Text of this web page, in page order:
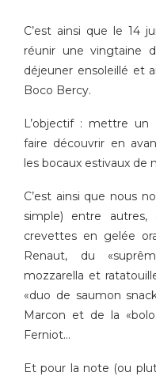
C’est ainsi que le 14
réunir une vingtaine
déjeuner ensoleillé et
Boco Bercy.
L’objectif : mettre un
faire découvrir en
les bocaux estivaux de
C’est ainsi que nous
simple) entre autres,
crevettes en gelée
Renaut, du
mozzarella et
«duo de saumon
Marcon et de la
Ferniot…
Et pour la note (ou